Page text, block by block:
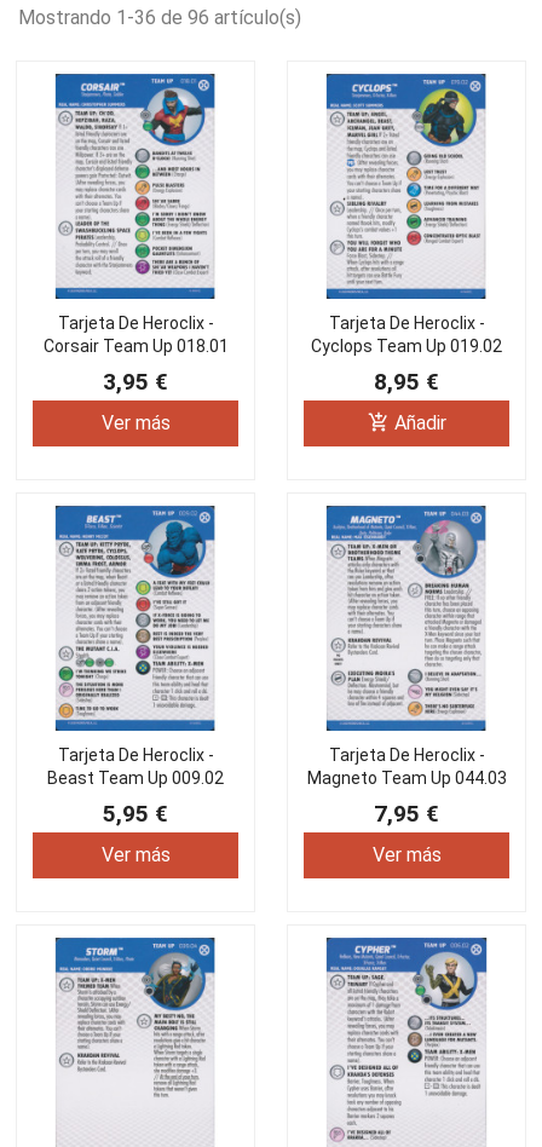
Mostrando 1-36 de 96 artículo(s)
Tarjeta De Heroclix -
Corsair Team Up 018.01
3,95 €
Ver más
Tarjeta De Heroclix -
Cyclops Team Up 019.02
8,95 €
add_shopping_cart Añadir
Tarjeta De Heroclix -
Beast Team Up 009.02
5,95 €
Ver más
Tarjeta De Heroclix -
Magneto Team Up 044.03
7,95 €
Ver más